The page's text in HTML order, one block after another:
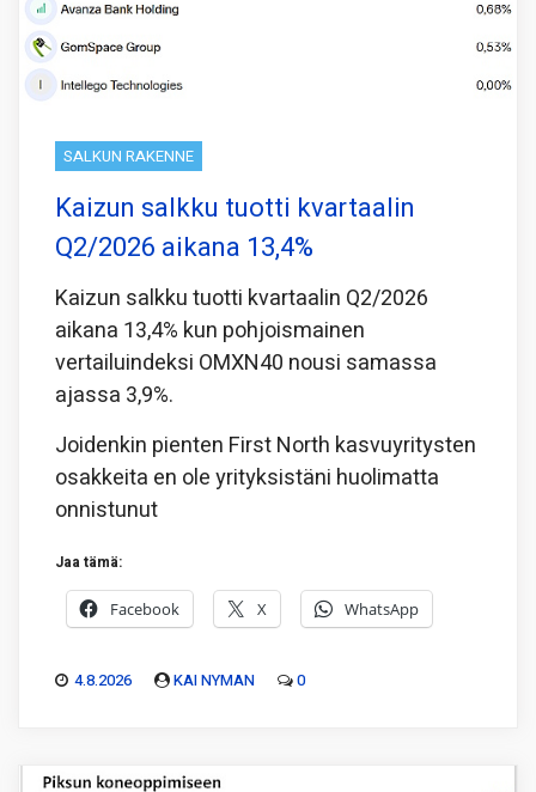
SALKUN RAKENNE
Kaizun salkku tuotti kvartaalin
Q2/2026 aikana 13,4%
Kaizun salkku tuotti kvartaalin Q2/2026
aikana 13,4% kun pohjoismainen
vertailuindeksi OMXN40 nousi samassa
ajassa 3,9%.
Joidenkin pienten First North kasvuyritysten
osakkeita en ole yrityksistäni huolimatta
onnistunut
Jaa tämä:
Facebook X WhatsApp
4.8.2026 KAI NYMAN 0